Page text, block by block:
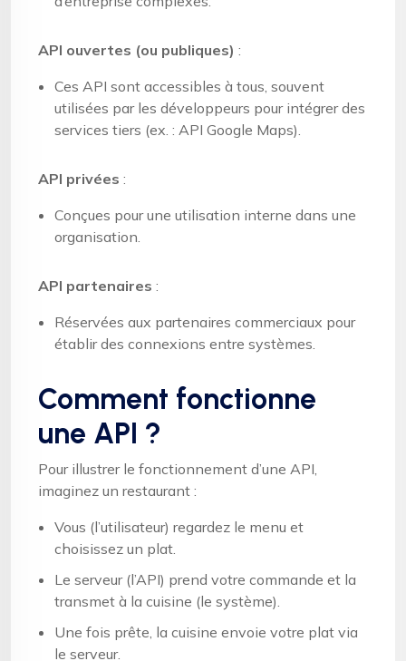
API ouvertes (ou publiques) :
Ces API sont accessibles à tous, souvent
utilisées par les développeurs pour intégrer des
services tiers (ex. : API Google Maps).
API privées :
Conçues pour une utilisation interne dans une
organisation.
API partenaires :
Réservées aux partenaires commerciaux pour
établir des connexions entre systèmes.
Comment fonctionne
une API ?
Pour illustrer le fonctionnement d’une API,
imaginez un restaurant :
Vous (l’utilisateur) regardez le menu et
choisissez un plat.
Le serveur (l’API) prend votre commande et la
transmet à la cuisine (le système).
Une fois prête, la cuisine envoie votre plat via
le serveur.